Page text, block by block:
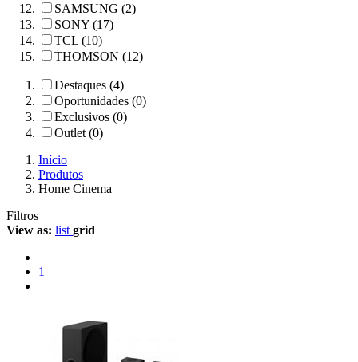
SAMSUNG (2)
SONY (17)
TCL (10)
THOMSON (12)
Destaques (4)
Oportunidades (0)
Exclusivos (0)
Outlet (0)
Início
Produtos
Home Cinema
Filtros
View as: list grid
1